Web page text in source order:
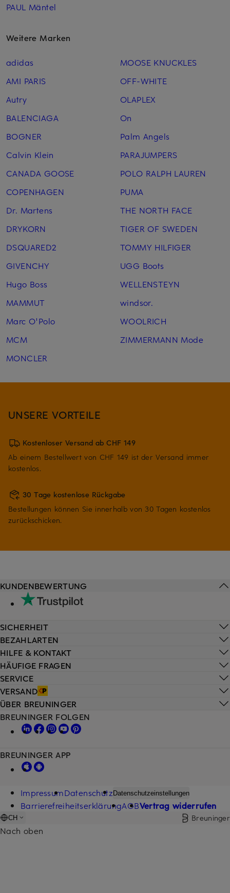
PAUL Mäntel
Weitere Marken
adidas
AMI PARIS
Autry
BALENCIAGA
BOGNER
Calvin Klein
CANADA GOOSE
COPENHAGEN
Dr. Martens
DRYKORN
DSQUARED2
GIVENCHY
Hugo Boss
MAMMUT
Marc O'Polo
MCM
MONCLER
MOOSE KNUCKLES
OFF-WHITE
OLAPLEX
On
Palm Angels
PARAJUMPERS
POLO RALPH LAUREN
PUMA
THE NORTH FACE
TIGER OF SWEDEN
TOMMY HILFIGER
UGG Boots
WELLENSTEYN
windsor.
WOOLRICH
ZIMMERMANN Mode
UNSERE VORTEILE
Kostenloser Versand ab CHF 149
Ab einem Bestellwert von CHF 149 ist der Versand immer
kostenlos.
30 Tage kostenlose Rückgabe
Bestellungen können Sie innerhalb von 30 Tagen kostenlos
zurückschicken.
HILFE & KONTAKT
HÄUFIGE FRAGEN
SERVICE
VERSAND
KUNDENBEWERTUNG
SICHERHEIT
BEZAHLARTEN
ÜBER BREUNINGER
BREUNINGER FOLGEN
BREUNINGER APP
ImpressumDatenschutzDatenschutzeinstellungen
BarrierefreiheitserklärungAGBVertrag widerrufen
CH Breuninger
Nach oben